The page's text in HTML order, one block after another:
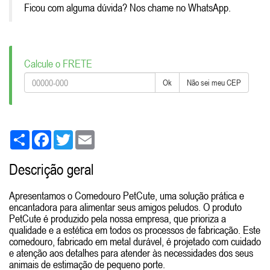
Ficou com alguma dúvida? Nos chame no WhatsApp.
Calcule o FRETE
Ok Não sei meu CEP
Share FacebookTwitter
Descrição geral
Apresentamos o Comedouro PetCute, uma solução prática e
encantadora para alimentar seus amigos peludos. O produto
PetCute é produzido pela nossa empresa, que prioriza a
qualidade e a estética em todos os processos de fabricação. Este
comedouro, fabricado em metal durável, é projetado com cuidado
e atenção aos detalhes para atender às necessidades dos seus
animais de estimação de pequeno porte.